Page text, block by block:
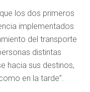
los dos primeros
implementados
del transporte
distintas
hacia sus destinos,
en la tarde”.